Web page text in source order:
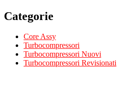
Categorie
Core Assy
Turbocompressori
Turbocompressori Nuovi
Turbocompressori Revisionati